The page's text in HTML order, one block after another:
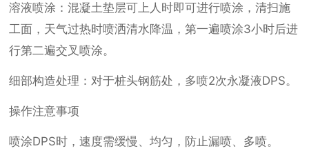
溶液喷涂：混凝土垫层可上人时即可进行喷涂，清扫施
工面，天气过热时喷洒清水降温，第一遍喷涂3小时后进
行第二遍交叉喷涂。
细部构造处理：对于桩头钢筋处，多喷2次永凝液DPS。
操作注意事项
喷涂DPS时，速度需缓慢、均匀，防止漏喷、多喷。